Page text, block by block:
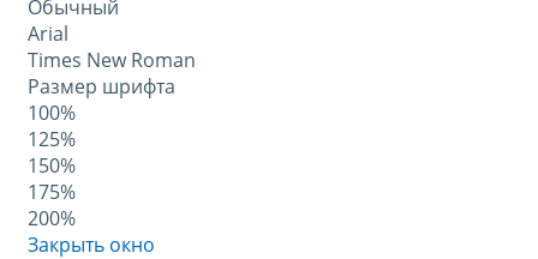
Обычный
Arial
Times New Roman
Размер шрифта
100%
125%
150%
175%
200%
Закрыть окно